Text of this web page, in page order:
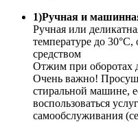
1)Ручная и
Ручная или
температуре до
средством
Отжим при оборотах
Очень важно!
стиральной машине,
воспользоваться
самообслуживания